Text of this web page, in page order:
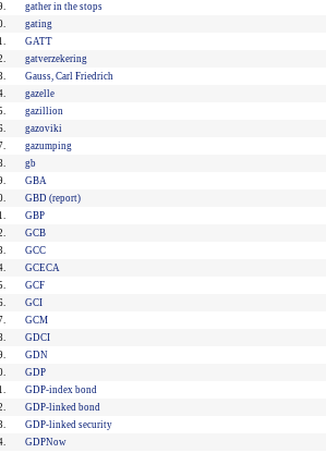
gather in the stops
gating
GATT
gatverzekering
Gauss, Carl Friedrich
gazelle
gazillion
gazoviki
gazumping
gb
GBA
GBD (report)
GBP
GCB
GCC
GCECA
GCF
GCI
GCM
GDCI
GDN
GDP
GDP-index bond
GDP-linked bond
GDP-linked security
GDPNow